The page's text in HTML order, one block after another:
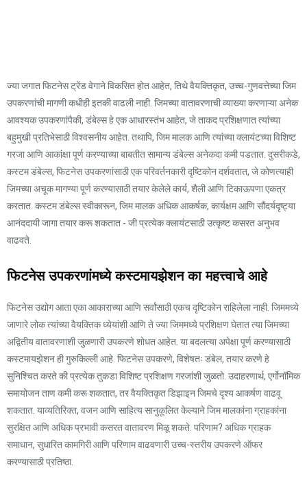
ज्या जगात फिटनेस ट्रेंड वेगाने विकसित होत आहेत, तिथे वैयक्तिकृत, उच्च-गुणवत्तेच्या जिम
उपकरणांची मागणी कधीही इतकी वाढली नाही. जिमच्या वातावरणाची व्याख्या करणाऱ्या अनेक
आवश्यक उपकरणांपैकी, डंबेल्स हे एक आधारस्तंभ आहेत, जे ताकद प्रशिक्षणात त्यांच्या
बहुमुखी प्रतिभेसाठी विश्वसनीय आहेत. तथापि, जिम मालक आणि त्यांच्या क्लायंटच्या विशिष्ट
गरजा आणि आकांक्षा पूर्ण करण्याच्या बाबतीत सामान्य डंबेल्स अनेकदा कमी पडतात. दुसरीकडे,
कस्टम डंबेल्स, फिटनेस उपकरणांसाठी एक परिवर्तनकारी दृष्टिकोन दर्शवतात, जे कोणत्याही
जिमच्या अचूक मागण्या पूर्ण करण्यासाठी तयार केलेले कार्य, शैली आणि टिकाऊपणा एकत्र
करतात. कस्टम डंबेल्स स्वीकारून, जिम मालक अधिक आकर्षक, कार्यक्षम आणि सौंदर्यदृष्ट्या
आनंददायी जागा तयार करू शकतात - जी प्रत्येक क्लायंटसाठी उत्कृष्ट कसरत अनुभव
वाढवते.
फिटनेस उपकरणांमध्ये कस्टमायझेशन का महत्त्वाचे आहे
फिटनेस उद्योग आता एका आकाराच्या आणि सर्वांसाठी एकच दृष्टिकोन राहिलेला नाही. जिममध्ये
जाणारे लोक त्यांच्या वैयक्तिक ध्येयांशी आणि ते ज्या जिममध्ये प्रशिक्षण घेतात त्या जिमच्या
अद्वितीय वातावरणाशी जुळणारी उपकरणे शोधत आहेत. या बदलत्या अपेक्षा पूर्ण करण्यासाठी
कस्टमायझेशन ही गुरुकिल्ली आहे. फिटनेस उपकरणे, विशेषतः डंबेल, तयार करणे हे
सुनिश्चित करते की प्रत्येक तुकडा विशिष्ट प्रशिक्षण गरजांशी जुळतो. उदाहरणार्थ, एर्गोनॉमिक
समायोजन ताण कमी करू शकतात, तर वैयक्तिकृत डिझाइन जिमचे दृश्य आकर्षण वाढवू
शकतात. याव्यतिरिक्त, वजन आणि साहित्य सानुकूलित केल्याने जिम मालकांना ग्राहकांना
सुरक्षित आणि अधिक प्रभावी कसरत वातावरण मिळू शकते. परिणाम? अधिक ग्राहक
समाधान, सुधारित कामगिरी आणि परिणाम वाढवणारी उच्च-स्तरीय उपकरणे ऑफर
करण्यासाठी प्रतिष्ठा.